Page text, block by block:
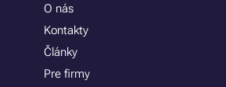
O nás
Kontakty
Články
Pre firmy